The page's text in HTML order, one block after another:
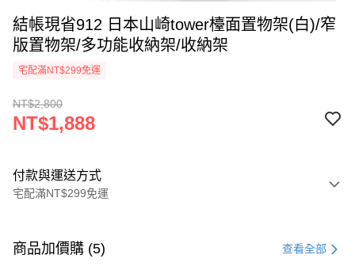
結帳現省912 日本山崎tower檯面置物架(白)/窄
版置物架/多功能收納架/收納架
宅配滿NT$299免運
NT$2,800
NT$1,888
付款與運送方式
宅配滿NT$299免運
信用卡一次付款
商品加價購 (5) 查看全部